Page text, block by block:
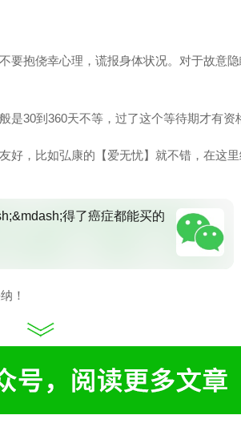
要抱侥幸心理，谎报身体状况。对于故意
30到360天不等，过了这个等待期才有资
，比如弘康的【爱无忧】就不错，在这里
得了癌症都能买的
！